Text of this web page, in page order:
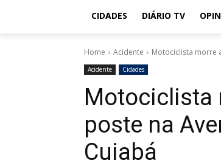
CIDADES DIÁRIO TV
Home Acidente Motociclista morre
Acidente Cidades
Motociclista
poste na
Cuiabá